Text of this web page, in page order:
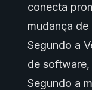
conecta
mudança
Segundo a
de
Segundo a